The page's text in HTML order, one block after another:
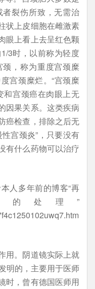
裂伤所致，无需治
状上皮细胞在雌激素
眼上看上去呈红色颗
3时，以前称为轻度
，称为重度宫颈糜
宫颈糜烂。“宫颈糜
和宫颈癌在肉眼上无
因果关系。这类疾病
癌检查，排除之后无
宫颈炎”，只要没有
有什么药物可以治疗
人多年前的博客“再
的处理”
用。阴道镜实际上就
明的，主要用于医师
时，曾有德国医师用